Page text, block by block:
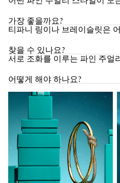
가장 좋을까요?
티파니 링이나 브레이슬릿은
찾을 수 있나요?
서로 조화를 이루는 파인 주얼
어떻게 해야 하나요?